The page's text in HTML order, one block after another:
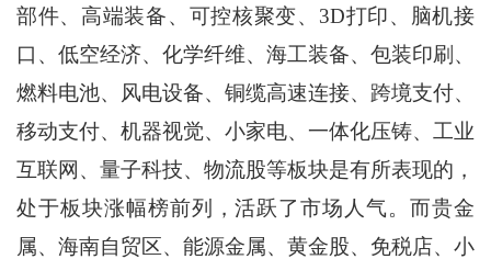
部件、高端装备、可控核聚变、3D打印、脑机接
口、低空经济、化学纤维、海工装备、包装印刷、
燃料电池、风电设备、铜缆高速连接、跨境支付、
移动支付、机器视觉、小家电、一体化压铸、工业
互联网、量子科技、物流股等板块是有所表现的，
处于板块涨幅榜前列，活跃了市场人气。而贵金
属、海南自贸区、能源金属、黄金股、免税店、小